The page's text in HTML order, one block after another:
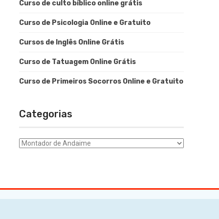
Curso de culto bíblico online grátis
Curso de Psicologia Online e Gratuito
Cursos de Inglês Online Grátis
Curso de Tatuagem Online Grátis
Curso de Primeiros Socorros Online e Gratuito
Categorias
Categorias